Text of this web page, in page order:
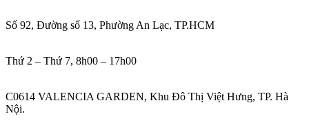
Số 92, Đường số 13, Phường An Lạc, TP.HCM
Thứ 2 – Thứ 7, 8h00 – 17h00
C0614 VALENCIA GARDEN, Khu Đô Thị Việt Hưng, TP. Hà
Nội.